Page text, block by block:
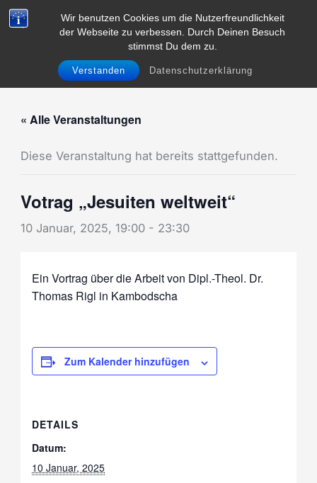
Wir benutzen Cookies um die Nutzerfreundlichkeit
der Webseite zu verbessen. Durch Deinen Besuch
stimmst Du dem zu.
Verstanden Datenschutzerklärung
Zum
Inhalt
Menü
« Alle Veranstaltungen
Diese Veranstaltung hat bereits stattgefunden.
Votrag „Jesuiten weltweit“
10 Januar, 2025, 19:00- 23:30
Ein Vortrag über die Arbeit von Dipl.-Theol. Dr.
Thomas Rigl in Kambodscha
Zum Kalender hinzufügen
DETAILS
Datum:
10 Januar, 2025